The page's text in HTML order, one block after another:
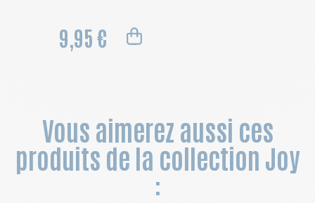
9,95 €
Vous aimerez aussi ces
produits de la collection Joy
: